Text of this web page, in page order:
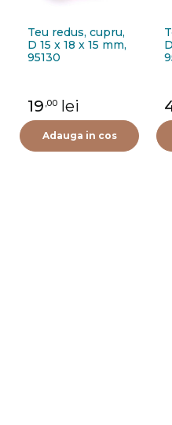
Teu redus, cupru,
D 15 x 18 x 15 mm,
95130
19 ,00 lei
Adauga in cos